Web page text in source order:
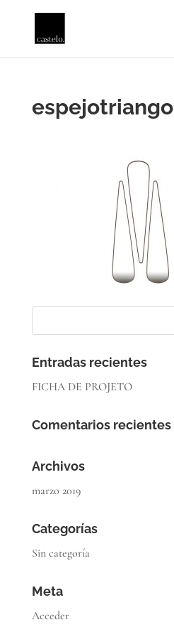
Entradas recientes
FICHA DE PROJETO
Comentarios recientes
Archivos
marzo 2019
Categorías
Sin categoría
Meta
Acceder